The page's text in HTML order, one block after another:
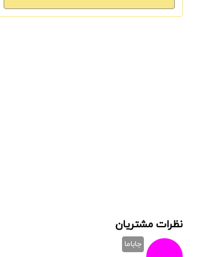
نظرات مشتریان
جاباما